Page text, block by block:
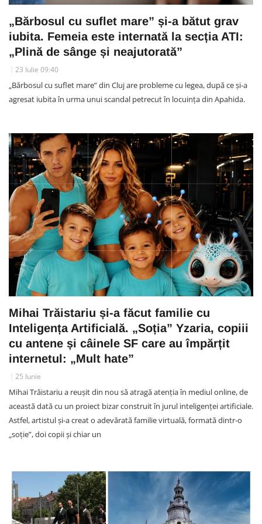
„Bărbosul cu suflet mare” și-a bătut grav
iubita. Femeia este internată la secția ATI:
„Plină de sânge și neajutorată”
23 Iulie 09:40
„Bărbosul cu suflet mare” din Cluj are probleme cu legea, după ce și-a
agresat iubita în urma unui scandal petrecut în locuința din Apahida.
Mihai Trăistariu și-a făcut familie cu
Inteligența Artificială. „Soția” Yzaria, copiii
cu antene și câinele SF care au împărțit
internetul: „Mult hate”
25 Iunie
Mihai Trăistariu a reușit din nou să atragă atenția în mediul online, de
această dată cu un proiect bizar construit în jurul inteligenței artificiale.
Astfel, artistul și-a creat o adevărată familie virtuală, formată dintr-o
„soție”, doi copii și chiar un